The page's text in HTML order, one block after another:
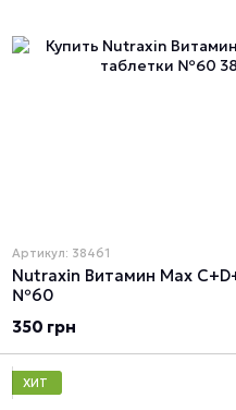
Артикул: 38461
Nutraxin Витамин Max
№60
350 грн
ХИТ